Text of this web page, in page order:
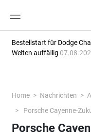
Bestellstart für Dodge
Welten auffällig
Home Nachrichten
Porsche Cayenne-
Porsche